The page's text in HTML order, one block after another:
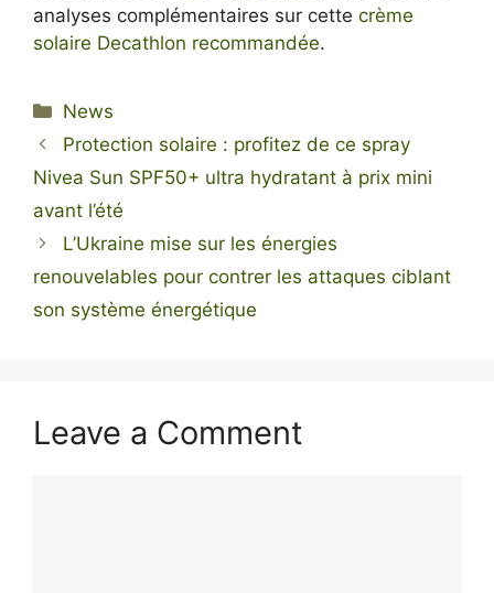
analyses complémentaires sur cette crème
solaire Decathlon recommandée.
Categories
News
Protection solaire : profitez de ce spray
Nivea Sun SPF50+ ultra hydratant à prix mini
avant l’été
L’Ukraine mise sur les énergies
renouvelables pour contrer les attaques ciblant
son système énergétique
Leave a Comment